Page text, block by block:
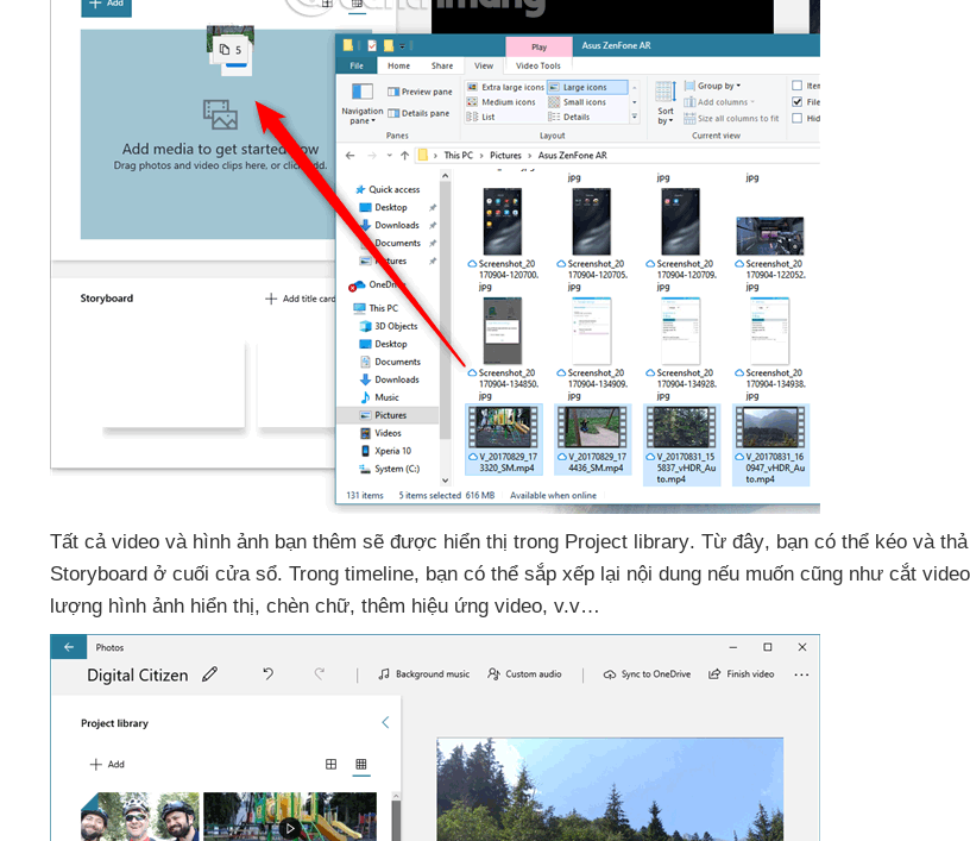
Tất cả video và hình ảnh bạn thêm sẽ được hiển thị trong Project library. Từ đây, bạn có thể kéo và
Storyboard ở cuối cửa sổ. Trong timeline, bạn có thể sắp xếp lại nội dung nếu muốn cũng như cắt video
lượng hình ảnh hiển thị, chèn chữ, thêm hiệu ứng video, v.v…